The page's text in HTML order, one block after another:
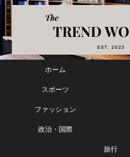
ホーム
スポーツ
ファッション
政治・国際
旅行